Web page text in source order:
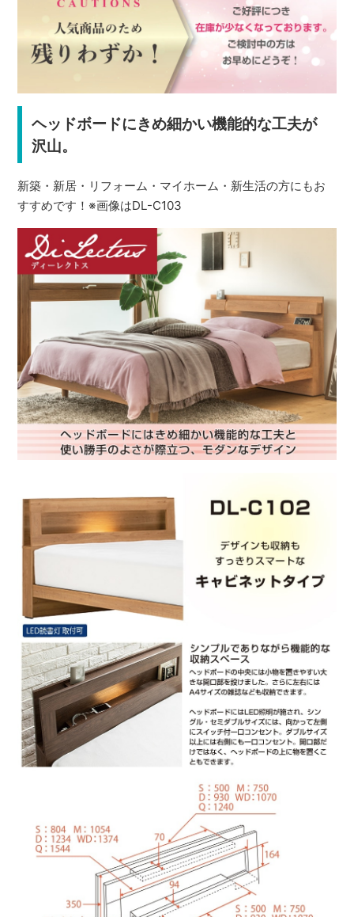
ヘッドボードにきめ細かい機能的な工夫が
沢山。
新築・新居・リフォーム・マイホーム・新生活の方にもお
すすめです！※画像はDL-C103